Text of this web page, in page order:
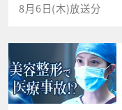
8月6日(木)放送分